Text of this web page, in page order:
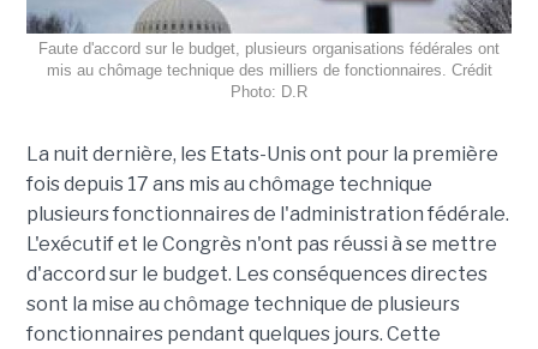
Faute d'accord sur le budget, plusieurs organisations fédérales ont
mis au chômage technique des milliers de fonctionnaires. Crédit
Photo: D.R
La nuit dernière, les Etats-Unis ont pour la première
fois depuis 17 ans mis au chômage technique
plusieurs fonctionnaires de l'administration fédérale.
L'exécutif et le Congrès n'ont pas réussi à se mettre
d'accord sur le budget. Les conséquences directes
sont la mise au chômage technique de plusieurs
fonctionnaires pendant quelques jours. Cette